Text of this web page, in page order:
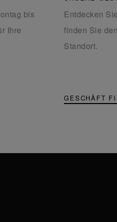
bis
Ihre
Entdecken
finden Sie
Standort.
GESCHÄFT